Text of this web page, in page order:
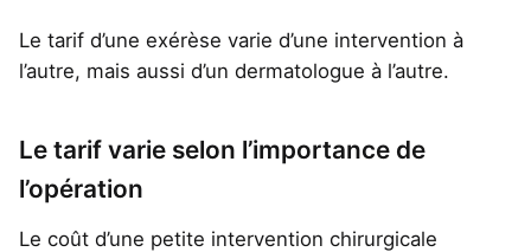
Le tarif d’une exérèse varie d’une intervention à
l’autre, mais aussi d’un dermatologue à l’autre.
Le tarif varie selon l’importance de
l’opération
Le coût d’une petite intervention chirurgicale